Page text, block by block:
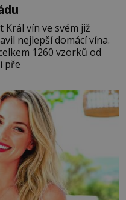
vín ve svém již
nejlepší domácí vína.
1260 vzorků od
i pře